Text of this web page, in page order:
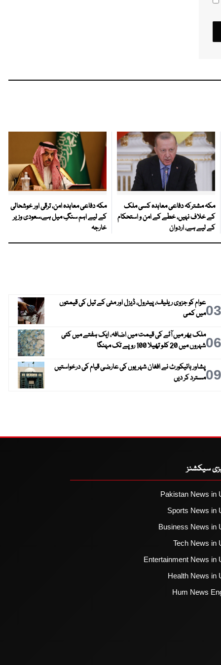
مکہ مشترکہ دفاعی معاہدہ کسی ملک
کے خلاف نہیں، خطے کے امن و استحکام
کے لیے ہے، اردوان
مکہ دفاعی معاہدہ امن، ترقی اور خوشحالی
کے لیے اہم سنگِ میل ہے،سعودی وزیر
خارجہ
03عوام کو جزوی ریلیف، پیٹرول، ڈیزل اور مٹی کے تیل کی قیمتوں
میں کمی
06ملک بھر میں آٹے کی قیمت میں اضافہ، ایک ہفتے میں کئی
شہروں میں 20 کلو تھیلا 100 روپے تک مہنگا
09پشاور ہائیکورٹ نے افغان شہریوں کی عارضی قیام کی درخواستیں
مسترد کر دیں
سیکشنز
Pakistan News in
Sports News in
Business News in
Tech News in
Entertainment News in
Health News in
Hum News